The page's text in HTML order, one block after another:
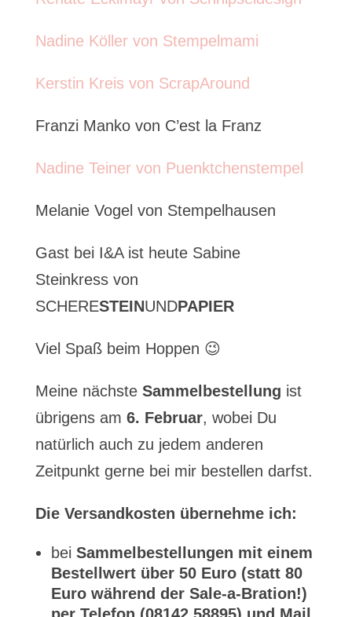
Nadine Köller von Stempelmami
Kerstin Kreis von ScrapAround
Franzi Manko von C’est la Franz
Nadine Teiner von Puenktchenstempel
Melanie Vogel von Stempelhausen
Gast bei I&A ist heute Sabine
Steinkress von
SCHERESTEINUNDPAPIER
Viel Spaß beim Hoppen 😉
Meine nächste Sammelbestellung ist
übrigens am 6. Februar, wobei Du
natürlich auch zu jedem anderen
Zeitpunkt gerne bei mir bestellen darfst.
Die Versandkosten übernehme ich:
bei Sammelbestellungen mit einem
Bestellwert über 50 Euro (statt 80
Euro während der Sale-a-Bration!)